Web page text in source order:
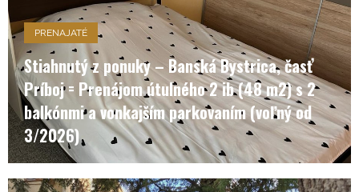
PRENAJATÉ
Stiahnutý z ponuky – Banská Bystrica, časť
Príboj = Prenájom útulného 2 ib (48 m2) s 2
balkónmi a vonkajším parkovaním (voľný od
3/2026)